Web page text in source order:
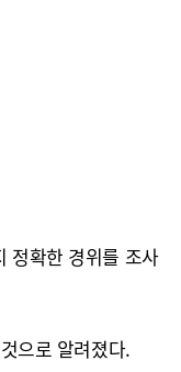
정확한 경위를 조사
으로 알려졌다.